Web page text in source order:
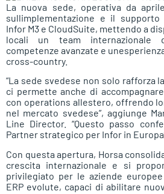
La nuova sede, operativa da
sullimplementazione e il
Infor M3 e CloudSuite, mettendo a
locali un team internazionale
competenze avanzate e
cross-country.
“La sede svedese non solo rafforza
ci permette anche di
con operations allestero, offrendo
nel mercato svedese”, aggiunge
Line Director. “Questo passo
Partner strategico per Infor in
Con questa apertura, Horsa
crescita internazionale e si
privilegiato per le aziende
ERP evolute, capaci di abilitare